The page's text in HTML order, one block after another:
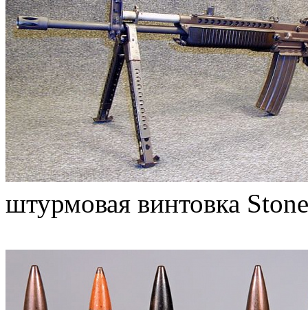
штурмовая винтовка